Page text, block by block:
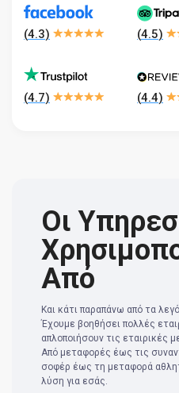
(4.3) (4.5)
(4.7) (4.4)
Οι
Από
Και κάτι παραπάνω από τα
Έχουμε βοηθήσει πολλές
απλοποιήσουν τις εταιρικές
Από μεταφορές έως τις
σοφέρ έως τη μεταφορά
λύση για εσάς.